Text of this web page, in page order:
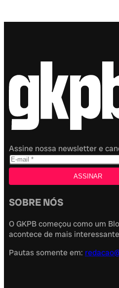
Assine nossa newsletter e
SOBRE NÓS
O GKPB começou como um
acontece de mais
Pautas somente em: